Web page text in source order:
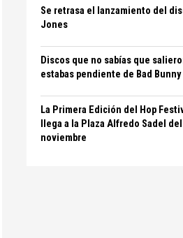
Se retrasa el lanzamiento del
Jones
Discos que no sabías que
estabas pendiente de Bad Bunny
La Primera Edición del Hop
llega a la Plaza Alfredo Sadel
noviembre